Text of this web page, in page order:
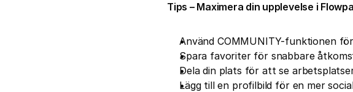
Tips – Maximera din upplevelse i
Använd COMMUNITY-funktionen
Spara favoriter för snabbare
Dela din plats för att se
Lägg till en profilbild för en mer